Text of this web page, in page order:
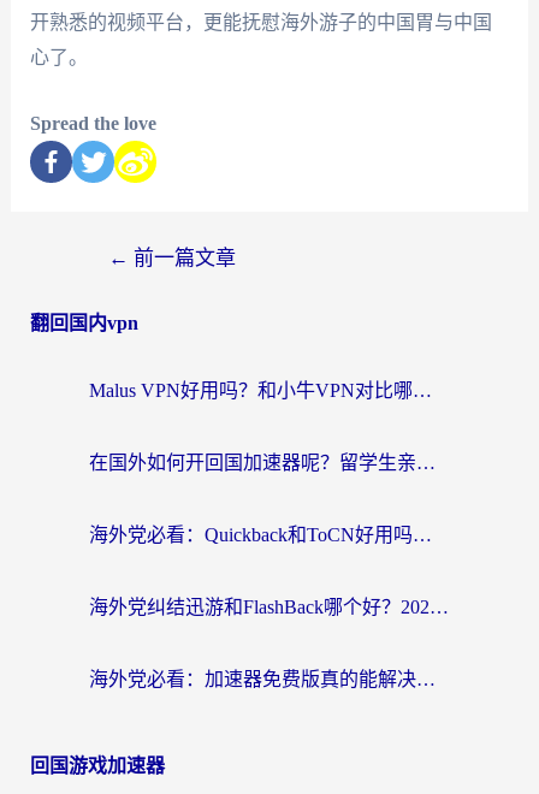
开熟悉的视频平台，更能抚慰海外游子的中国胃与中国
心了。
Spread the love
← 前一篇文章
翻回国内vpn
Malus VPN好用吗？和小牛VPN对比哪个回国效果更好？海外党亲测实用指南
在国外如何开回国加速器呢？留学生亲测的无缝访问国内资源指南
海外党必看：Quickback和ToCN好用吗？3分钟选对回国加速器的实用指南
海外党纠结迅游和FlashBack哪个好？2026实用指南教你选对回国加速器
海外党必看：加速器免费版真的能解决回国访问难题吗？附实用选择指南
回国游戏加速器